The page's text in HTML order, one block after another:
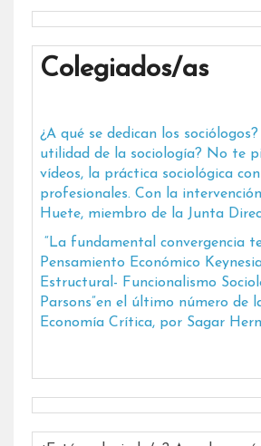
Colegiados/as
¿A qué se dedican los
utilidad de la sociología? No te
vídeos, la práctica sociológica
profesionales. Con la
Huete, miembro de la Junta
“La fundamental convergencia
Pensamiento Económico
Estructural- Funcionalismo
Parsons”en el último número de
Economía Crítica, por Sagar